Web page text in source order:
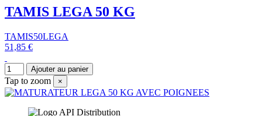
TAMIS LEGA 50 KG
TAMIS50LEGA
51,85 €
Ajouter au panier
Tap to zoom ×